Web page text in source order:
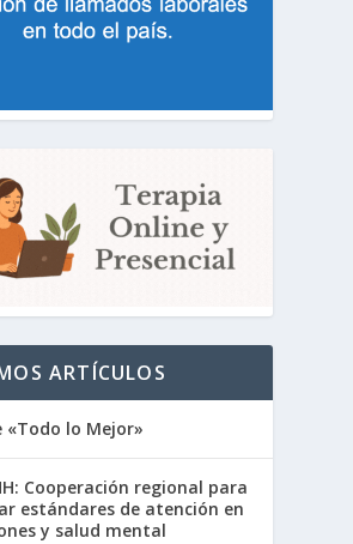
ARTÍCULOS
«Todo lo Mejor»
Cooperación regional para
estándares de atención en
y salud mental